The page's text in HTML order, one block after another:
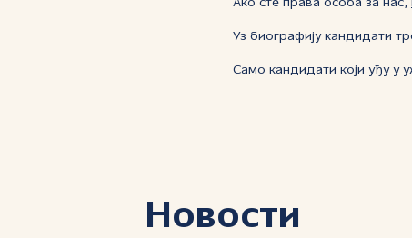
Ако сте права особа за нас,
Уз биографију кандидати
Само кандидати који уђу у
Новости